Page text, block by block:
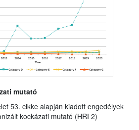
mutató
53. cikke alapján kiadott engedélyek
kockázati mutató (HRI 2)